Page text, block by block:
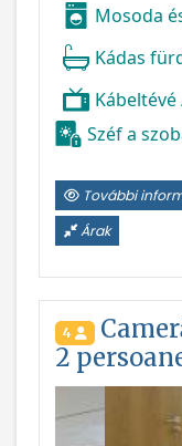
Mosoda
Kádas
Széf a
További
Árak
4
2